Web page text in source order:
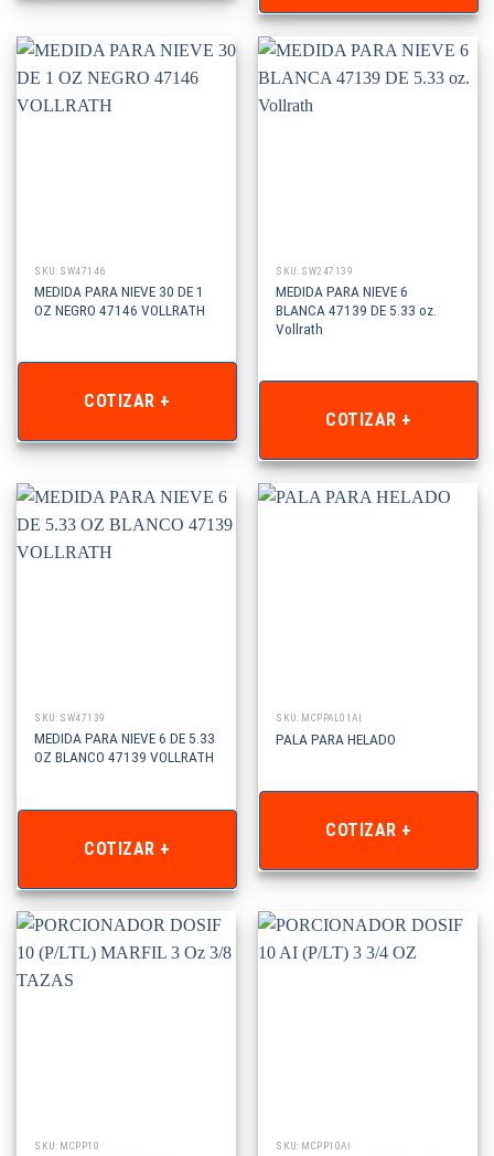
SKU: SW47146
MEDIDA PARA NIEVE 30 DE 1
OZ NEGRO 47146 VOLLRATH
COTIZAR +
SKU: SW247139
MEDIDA PARA NIEVE 6
BLANCA 47139 DE 5.33 oz.
Vollrath
COTIZAR +
SKU: SW47139
MEDIDA PARA NIEVE 6 DE 5.33
OZ BLANCO 47139 VOLLRATH
COTIZAR +
SKU: MCPPAL01AI
PALA PARA HELADO
COTIZAR +
SKU: MCPP10 SKU: MCPP10AI